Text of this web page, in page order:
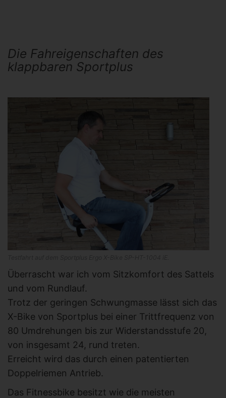
Die Fahreigenschaften des
klappbaren Sportplus
Überrascht war ich vom Sitzkomfort des Sattels
und vom Rundlauf.
Trotz der geringen Schwungmasse lässt sich das
X-Bike von Sportplus bei einer Trittfrequenz von
80 Umdrehungen bis zur Widerstandsstufe 20,
von insgesamt 24, rund treten.
Erreicht wird das durch einen patentierten
Doppelriemen Antrieb.
Das Fitnessbike besitzt wie die meisten